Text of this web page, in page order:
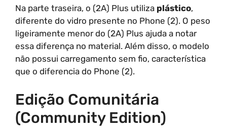
Na parte traseira, o (2A) Plus utiliza plástico,
diferente do vidro presente no Phone (2). O peso
ligeiramente menor do (2A) Plus ajuda a notar
essa diferença no material. Além disso, o modelo
não possui carregamento sem fio, característica
que o diferencia do Phone (2).
Edição Comunitária
(Community Edition)